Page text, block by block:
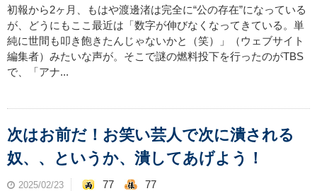
初報から2ヶ月、もはや渡邊渚は完全に“公の存在”になっている
が、どうにもここ最近は「数字が伸びなくなってきている。単
純に世間も叩き飽きたんじゃないかと（笑）」（ウェブサイト
編集者）みたいな声が。そこで謎の燃料投下を行ったのがTBS
で、「アナ...
次はお前だ！お笑い芸人で次に潰される
奴、、というか、潰してあげよう！
2025/02/23 77 77